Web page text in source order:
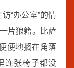
“办公室”的情
片狼籍。比萨
便地搁在角落
连张椅子都没